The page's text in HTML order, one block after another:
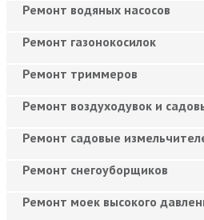
Ремонт водяных насосов
Ремонт газонокосилок
Ремонт триммеров
Ремонт воздуходувок и
Ремонт садовые
Ремонт снегоуборщиков
Ремонт моек высокого